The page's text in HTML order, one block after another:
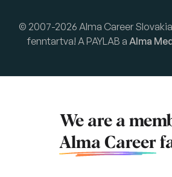
© 2007-2026 Alma Career
fenntartva! A PAYLAB a Alma
We are a
Alma Career